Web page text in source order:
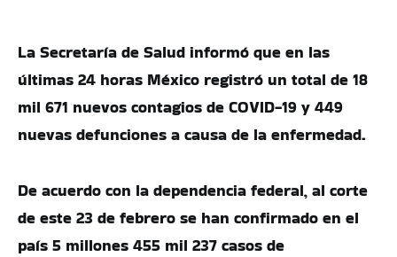
La Secretaría de Salud informó que en las
últimas 24 horas México registró un total de 18
mil 671 nuevos contagios de COVID-19 y 449
nuevas defunciones a causa de la enfermedad.
De acuerdo con la dependencia federal, al corte
de este 23 de febrero se han confirmado en el
país 5 millones 455 mil 237 casos de